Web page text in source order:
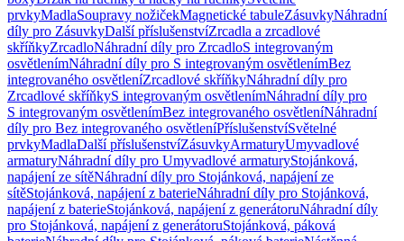
prvkyMadlaSoupravy nožičekMagnetické tabuleZásuvkyNáhradní
díly pro ZásuvkyDalší příslušenstvíZrcadla a zrcadlové
skříňkyZrcadloNáhradní díly pro ZrcadloS integrovaným
osvětlenímNáhradní díly pro S integrovaným osvětlenímBez
integrovaného osvětleníZrcadlové skříňkyNáhradní díly pro
Zrcadlové skříňkyS integrovaným osvětlenímNáhradní díly pro
S integrovaným osvětlenímBez integrovaného osvětleníNáhradní
díly pro Bez integrovaného osvětleníPříslušenstvíSvětelné
prvkyMadlaDalší příslušenstvíZásuvkyArmaturyUmyvadlové
armaturyNáhradní díly pro Umyvadlové armaturyStojánková,
napájení ze sítěNáhradní díly pro Stojánková, napájení ze
sítěStojánková, napájení z baterieNáhradní díly pro Stojánková,
napájení z baterieStojánková, napájení z generátoruNáhradní díly
pro Stojánková, napájení z generátoruStojánková, páková